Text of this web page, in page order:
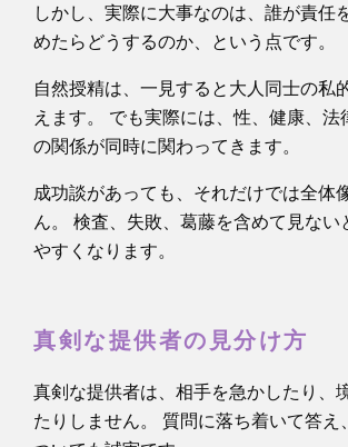
しかし、実際に大事なのは、誰が責任
めたらどうするのか、という点です。
自然授精は、一見すると大人同士の私
えます。 でも実際には、性、健康、法
の関係が同時に関わってきます。
成功談があっても、それだけでは全体
ん。 検査、失敗、葛藤を含めて見ない
やすくなります。
真剣な提供者の見分け方
真剣な提供者は、相手を急かしたり、
たりしません。 質問に落ち着いて答え